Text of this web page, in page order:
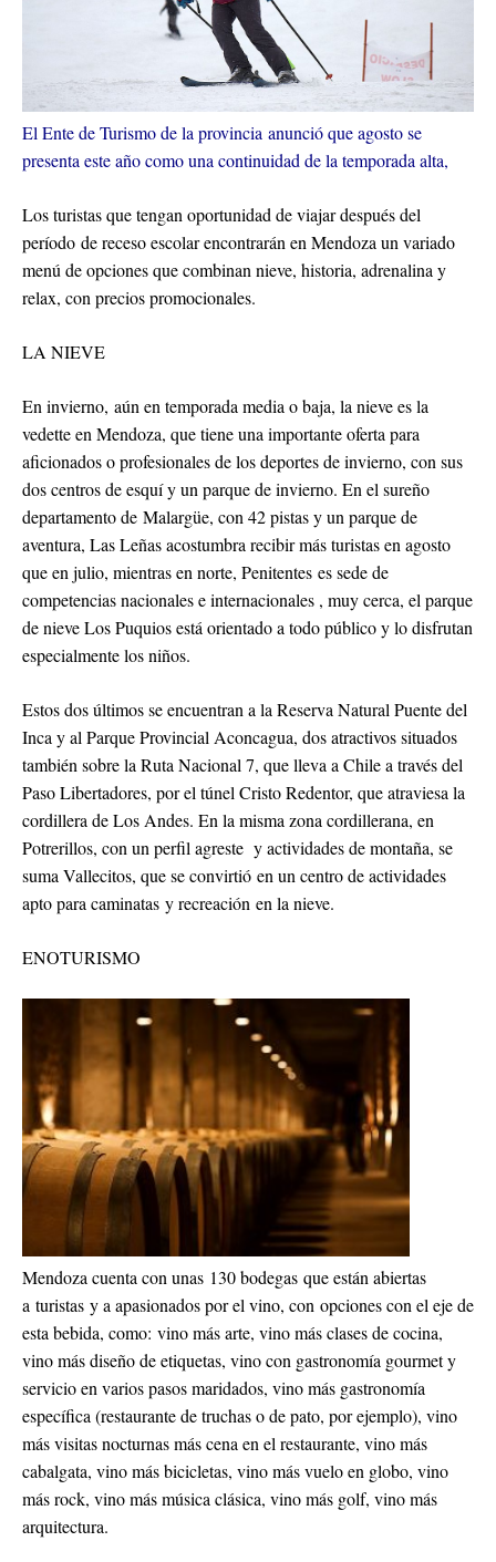
El Ente de Turismo de la provincia anunció que agosto se
presenta este año como una continuidad de la temporada alta,
Los turistas que tengan oportunidad de viajar después del
período de receso escolar encontrarán en Mendoza un variado
menú de opciones que combinan nieve, historia, adrenalina y
relax, con precios promocionales.
LA NIEVE
En invierno, aún en temporada media o baja, la nieve es la
vedette en Mendoza, que tiene una importante oferta para
aficionados o profesionales de los deportes de invierno, con sus
dos centros de esquí y un parque de invierno. En el sureño
departamento de Malargüe, con 42 pistas y un parque de
aventura, Las Leñas acostumbra recibir más turistas en agosto
que en julio, mientras en norte, Penitentes es sede de
competencias nacionales e internacionales , muy cerca, el parque
de nieve Los Puquios está orientado a todo público y lo disfrutan
especialmente los niños.
Estos dos últimos se encuentran a la Reserva Natural Puente del
Inca y al Parque Provincial Aconcagua, dos atractivos situados
también sobre la Ruta Nacional 7, que lleva a Chile a través del
Paso Libertadores, por el túnel Cristo Redentor, que atraviesa la
cordillera de Los Andes. En la misma zona cordillerana, en
Potrerillos, con un perfil agreste y actividades de montaña, se
suma Vallecitos, que se convirtió en un centro de actividades
apto para caminatas y recreación en la nieve.
ENOTURISMO
Mendoza cuenta con unas 130 bodegas que están abiertas
a turistas y a apasionados por el vino, con opciones con el eje de
esta bebida, como: vino más arte, vino más clases de cocina,
vino más diseño de etiquetas, vino con gastronomía gourmet y
servicio en varios pasos maridados, vino más gastronomía
específica (restaurante de truchas o de pato, por ejemplo), vino
más visitas nocturnas más cena en el restaurante, vino más
cabalgata, vino más bicicletas, vino más vuelo en globo, vino
más rock, vino más música clásica, vino más golf, vino más
arquitectura.